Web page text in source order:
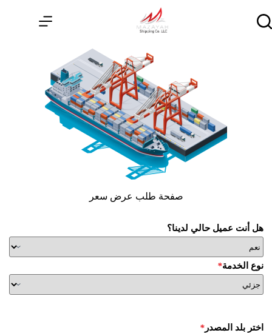
صفحة طلب عرض سعر
نوع الخدمة*
هل أنت عميل حالي لدينا؟
اختر بلد المصدر*